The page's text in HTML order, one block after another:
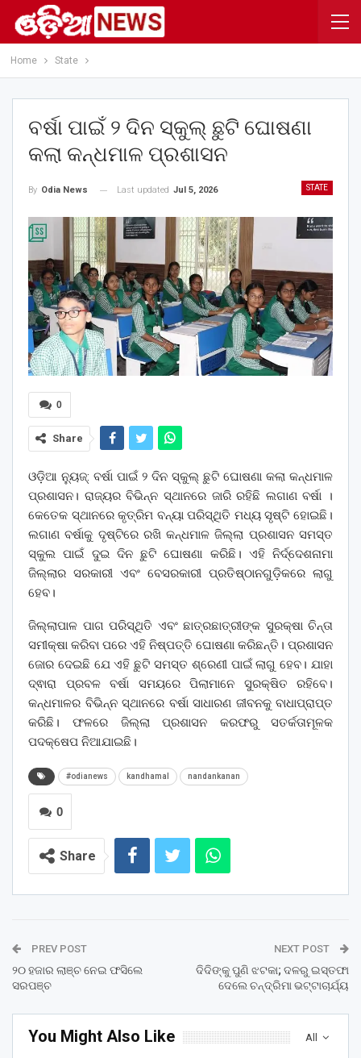
Home State
ବର୍ଷା ପାଇଁ ୨ ଦିନ ସ୍କୁଲ୍ ଛୁଟି ଘୋଷଣା
କଲା କନ୍ଧମାଳ ପ୍ରଶାସନ
STATE
By Odia News Last updated Jul 5, 2026
0
Share
ଓଡ଼ିଆ ନ୍ୟୁଜ୍: ବର୍ଷା ପାଇଁ ୨ ଦିନ ସ୍କୁଲ୍ ଛୁଟି ଘୋଷଣା କଲା କନ୍ଧମାଳ
ପ୍ରଶାସନ। ରାଜ୍ୟର ବିଭିନ୍ନ ସ୍ଥାନରେ ଜାରି ରହିଛି ଲଗାଣ ବର୍ଷା ।
କେତେକ ସ୍ଥାନରେ କୃତ୍ରିମ ବନ୍ୟା ପରିସ୍ଥିତି ମଧ୍ୟ ସୃଷ୍ଟି ହୋଇଛି।
ଲଗାଣ ବର୍ଷାକୁ ଦୃଷ୍ଟିରେ ରଖି କନ୍ଧମାଳ ଜିଲ୍ଲା ପ୍ରଶାସନ ସମସ୍ତ
ସ୍କୁଲ ପାଇଁ ଦୁଇ ଦିନ ଛୁଟି ଘୋଷଣା କରିଛି। ଏହି ନିର୍ଦ୍ଦେଶନାମା
ଜିଲ୍ଲାର ସରକାରୀ ଏବଂ ବେସରକାରୀ ପ୍ରତିଷ୍ଠାନଗୁଡ଼ିକରେ ଲାଗୁ
ହେବ।
ଜିଲ୍ଲାପାଳ ପାଗ ପରିସ୍ଥିତି ଏବଂ ଛାତ୍ରଛାତ୍ରୀଙ୍କ ସୁରକ୍ଷା ଚିନ୍ତା
ସମୀକ୍ଷା କରିବା ପରେ ଏହି ନିଷ୍ପତ୍ତି ଘୋଷଣା କରିଛନ୍ତି। ପ୍ରଶାସନ
ଜୋର ଦେଇଛି ଯେ ଏହି ଛୁଟି ସମସ୍ତ ଶ୍ରେଣୀ ପାଇଁ ଲାଗୁ ହେବ। ଯାହା
ଦ୍ଵାରା ପ୍ରବଳ ବର୍ଷା ସମୟରେ ପିଲାମାନେ ସୁରକ୍ଷିତ ରହିବେ।
କନ୍ଧମାଳର ବିଭିନ୍ନ ସ୍ଥାନରେ ବର୍ଷା ସାଧାରଣ ଜୀବନକୁ ବାଧାପ୍ରାପ୍ତ
କରିଛି। ଫଳରେ ଜିଲ୍ଲା ପ୍ରଶାସନ କରଫରୁ ସତର୍କତାମୂଳକ
ପଦକ୍ଷେପ ନିଆଯାଇଛି।
#odianews kandhamal nandankanan
0
Share
PREV POST
୨୦ ହଜାର ଲାଞ୍ଚ ନେଇ ଫସିଲେ
ସରପଞ୍ଚ
NEXT POST
ଦିଦିଙ୍କୁ ପୁଣି ଝଟକା; ଦଳରୁ ଇସ୍ତଫା
ଦେଲେ ଚନ୍ଦ୍ରିମା ଭଟ୍ଟାଚାର୍ଯ୍ୟ
All
You Might Also Like